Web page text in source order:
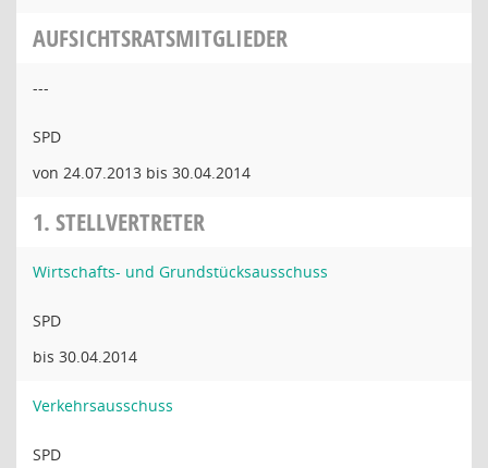
AUFSICHTSRATSMITGLIEDER
---
SPD
von 24.07.2013 bis 30.04.2014
1. STELLVERTRETER
Wirtschafts- und Grundstücksausschuss
SPD
bis 30.04.2014
Verkehrsausschuss
SPD